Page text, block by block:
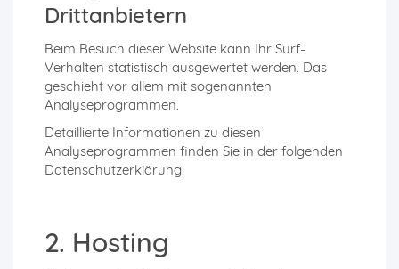
Dritt­anbietern
Beim Besuch dieser Website kann Ihr Surf-
Verhalten statistisch ausgewertet werden. Das
geschieht vor allem mit sogenannten
Analyseprogrammen.
Detaillierte Informationen zu diesen
Analyseprogrammen finden Sie in der folgenden
Datenschutzerklärung.
2. Hosting